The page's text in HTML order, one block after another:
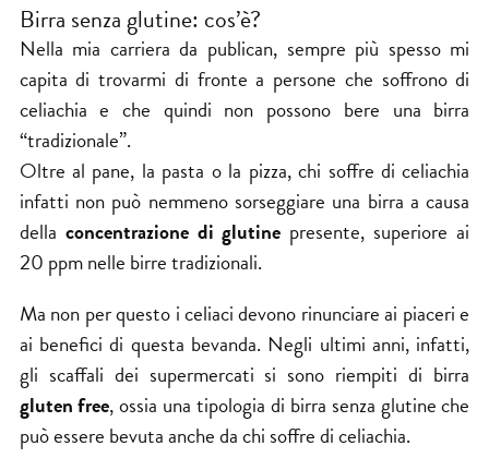
Birra senza glutine: cos’è?
Nella mia carriera da publican, sempre più spesso mi
capita di trovarmi di fronte a persone che soffrono di
celiachia e che quindi non possono bere una birra
“tradizionale”.
Oltre al pane, la pasta o la pizza, chi soffre di celiachia
infatti non può nemmeno sorseggiare una birra a causa
della concentrazione di glutine presente, superiore ai
20 ppm nelle birre tradizionali.
Ma non per questo i celiaci devono rinunciare ai piaceri e
ai benefici di questa bevanda. Negli ultimi anni, infatti,
gli scaffali dei supermercati si sono riempiti di birra
gluten free, ossia una tipologia di birra senza glutine che
può essere bevuta anche da chi soffre di celiachia.